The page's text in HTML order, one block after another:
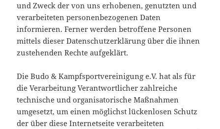
und Zweck der von uns erhobenen, genutzten und
verarbeiteten personenbezogenen Daten
informieren. Ferner werden betroffene Personen
mittels dieser Datenschutzerklärung über die ihnen
zustehenden Rechte aufgeklärt.
Die Budo & Kampfsportvereinigung e.V. hat als für
die Verarbeitung Verantwortlicher zahlreiche
technische und organisatorische Maßnahmen
umgesetzt, um einen möglichst lückenlosen Schutz
der über diese Internetseite verarbeiteten